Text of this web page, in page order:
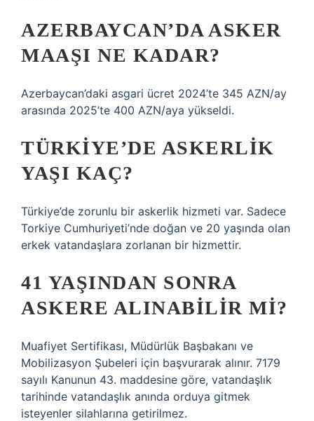
AZERBAYCAN’DA ASKER
MAAŞI NE KADAR?
Azerbaycan’daki asgari ücret 2024’te 345 AZN/ay
arasında 2025’te 400 AZN/aya yükseldi.
TÜRKIYE’DE ASKERLIK
YAŞI KAÇ?
Türkiye’de zorunlu bir askerlik hizmeti var. Sadece
Torkiye Cumhuriyeti’nde doğan ve 20 yaşında olan
erkek vatandaşlara zorlanan bir hizmettir.
41 YAŞINDAN SONRA
ASKERE ALINABILIR MI?
Muafiyet Sertifikası, Müdürlük Başbakanı ve
Mobilizasyon Şubeleri için başvurarak alınır. 7179
sayılı Kanunun 43. maddesine göre, vatandaşlık
tarihinde vatandaşlık anında orduya gitmek
isteyenler silahlarına getirilmez.